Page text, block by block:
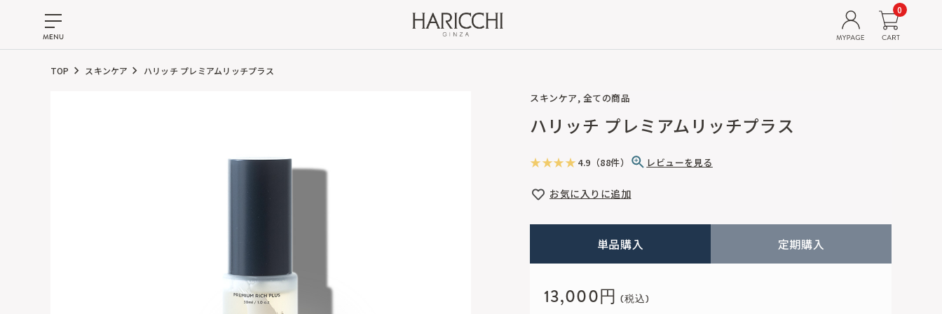
0
TOP スキンケア ハリッチ プレミアムリッチプラス
スキンケア, 全ての商品
ハリッチ プレミアムリッチプラス
★ ★ ★ ★ 4.9（88件） レビューを見る
お気に入りに追加
単品購入 定期購入
13,000円